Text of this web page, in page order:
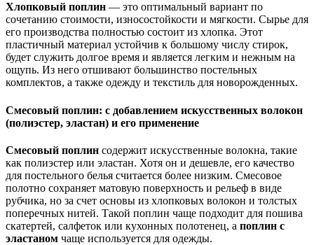
Хлопковый поплин — это оптимальный вариант по
сочетанию стоимости, износостойкости и мягкости. Сырье для
его производства полностью состоит из хлопка. Этот
пластичный материал устойчив к большому числу стирок,
будет служить долгое время и является легким и нежным на
ощупь. Из него отшивают большинство постельных
комплектов, а также одежду и текстиль для новорожденных.
Смесовый поплин: с добавлением искусственных волокон
(полиэстер, эластан) и его применение
Смесовый поплин содержит искусственные волокна, такие
как полиэстер или эластан. Хотя он и дешевле, его качество
для постельного белья считается более низким. Смесовое
полотно сохраняет матовую поверхность и рельеф в виде
рубчика, но за счет основы из хлопковых волокон и толстых
поперечных нитей. Такой поплин чаще подходит для пошива
скатертей, салфеток или кухонных полотенец, а поплин с
эластаном чаще используется для одежды.